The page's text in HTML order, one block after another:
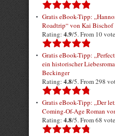
Gratis eBook-Tipp:
Roadtrip“ von Kai Bischof
Rating: 4.9/5. From 10
Gratis eBook-Tipp:
ein historischer
Beckinger
Rating: 4.8/5. From 298
Gratis eBook-Tipp: „Der
Coming-Of-Age Roman
Rating: 4.8/5. From 68